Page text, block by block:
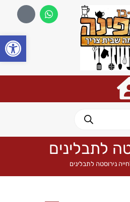
לתבלינים
נירוסטה לתבלינים